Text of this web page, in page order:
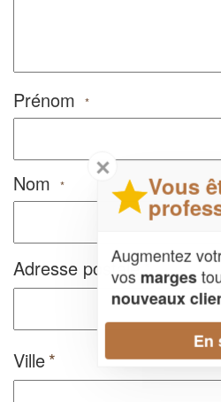
Prénom *
Nom *
Adresse postale
Ville
✕
Vous
Augmentez
vosmarges
nouveaux
En